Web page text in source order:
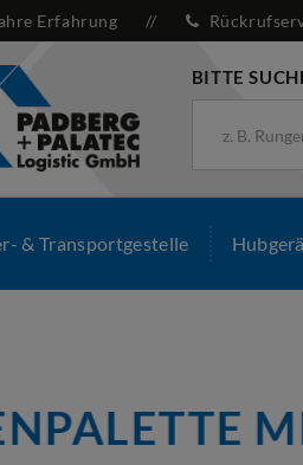
Erfahrung
BITTE
& Transportgestelle
FÜR